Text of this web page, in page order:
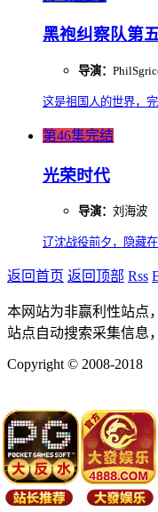
黑袍纠察队第
导演：
这是祖国人的世界，完
第46集完结
光荣时代
导演： 刘海波
辽沈战役前夕，隐藏
返回首页 返回顶部 Rss
本网站为非赢利性站点
站点自动搜索采集信息
Copyright © 2008-2018